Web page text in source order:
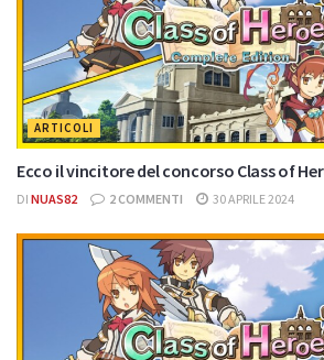
ARTICOLI
Ecco il vincitore del concorso Class of
DI NUAS82 2 COMMENTI 30 APRILE 2024